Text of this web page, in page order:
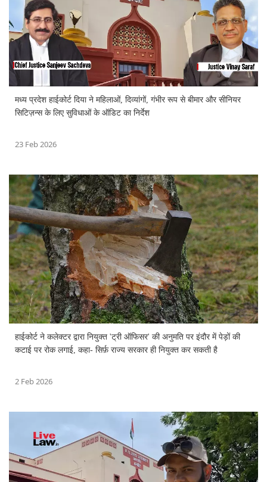
मध्य प्रदेश हाईकोर्ट दिया ने महिलाओं, दिव्यांगों, गंभीर रूप से बीमार और सीनियर
सिटिज़न्स के लिए सुविधाओं के ऑडिट का निर्देश
23 Feb 2026
हाईकोर्ट ने कलेक्टर द्वारा नियुक्त 'ट्री ऑफिसर' की अनुमति पर इंदौर में पेड़ों की
कटाई पर रोक लगाई, कहा- सिर्फ़ राज्य सरकार ही नियुक्त कर सकती है
2 Feb 2026